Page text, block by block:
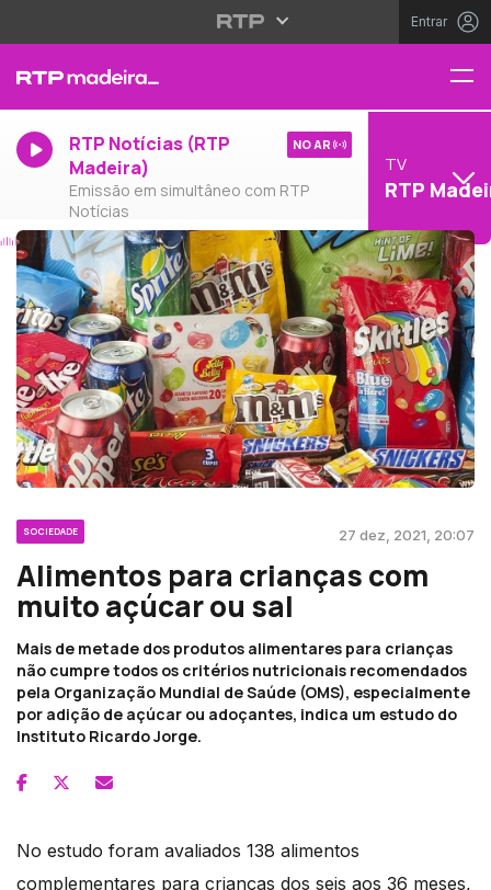
Entrar
RTP Notícias (RTP
Madeira)
Emissão em simultâneo com RTP
Notícias
NO AR
TV
RTP
SOCIEDADE 27 dez, 2021, 20:07
Alimentos para crianças com
muito açúcar ou sal
Mais de metade dos produtos alimentares para crianças
não cumpre todos os critérios nutricionais recomendados
pela Organização Mundial de Saúde (OMS), especialmente
por adição de açúcar ou adoçantes, indica um estudo do
Instituto Ricardo Jorge.
No estudo foram avaliados 138 alimentos
complementares para crianças dos seis aos 36 meses,